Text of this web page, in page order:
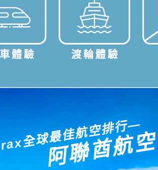
體驗 渡輪體驗
全球最佳航空排行—
阿聯酋航空